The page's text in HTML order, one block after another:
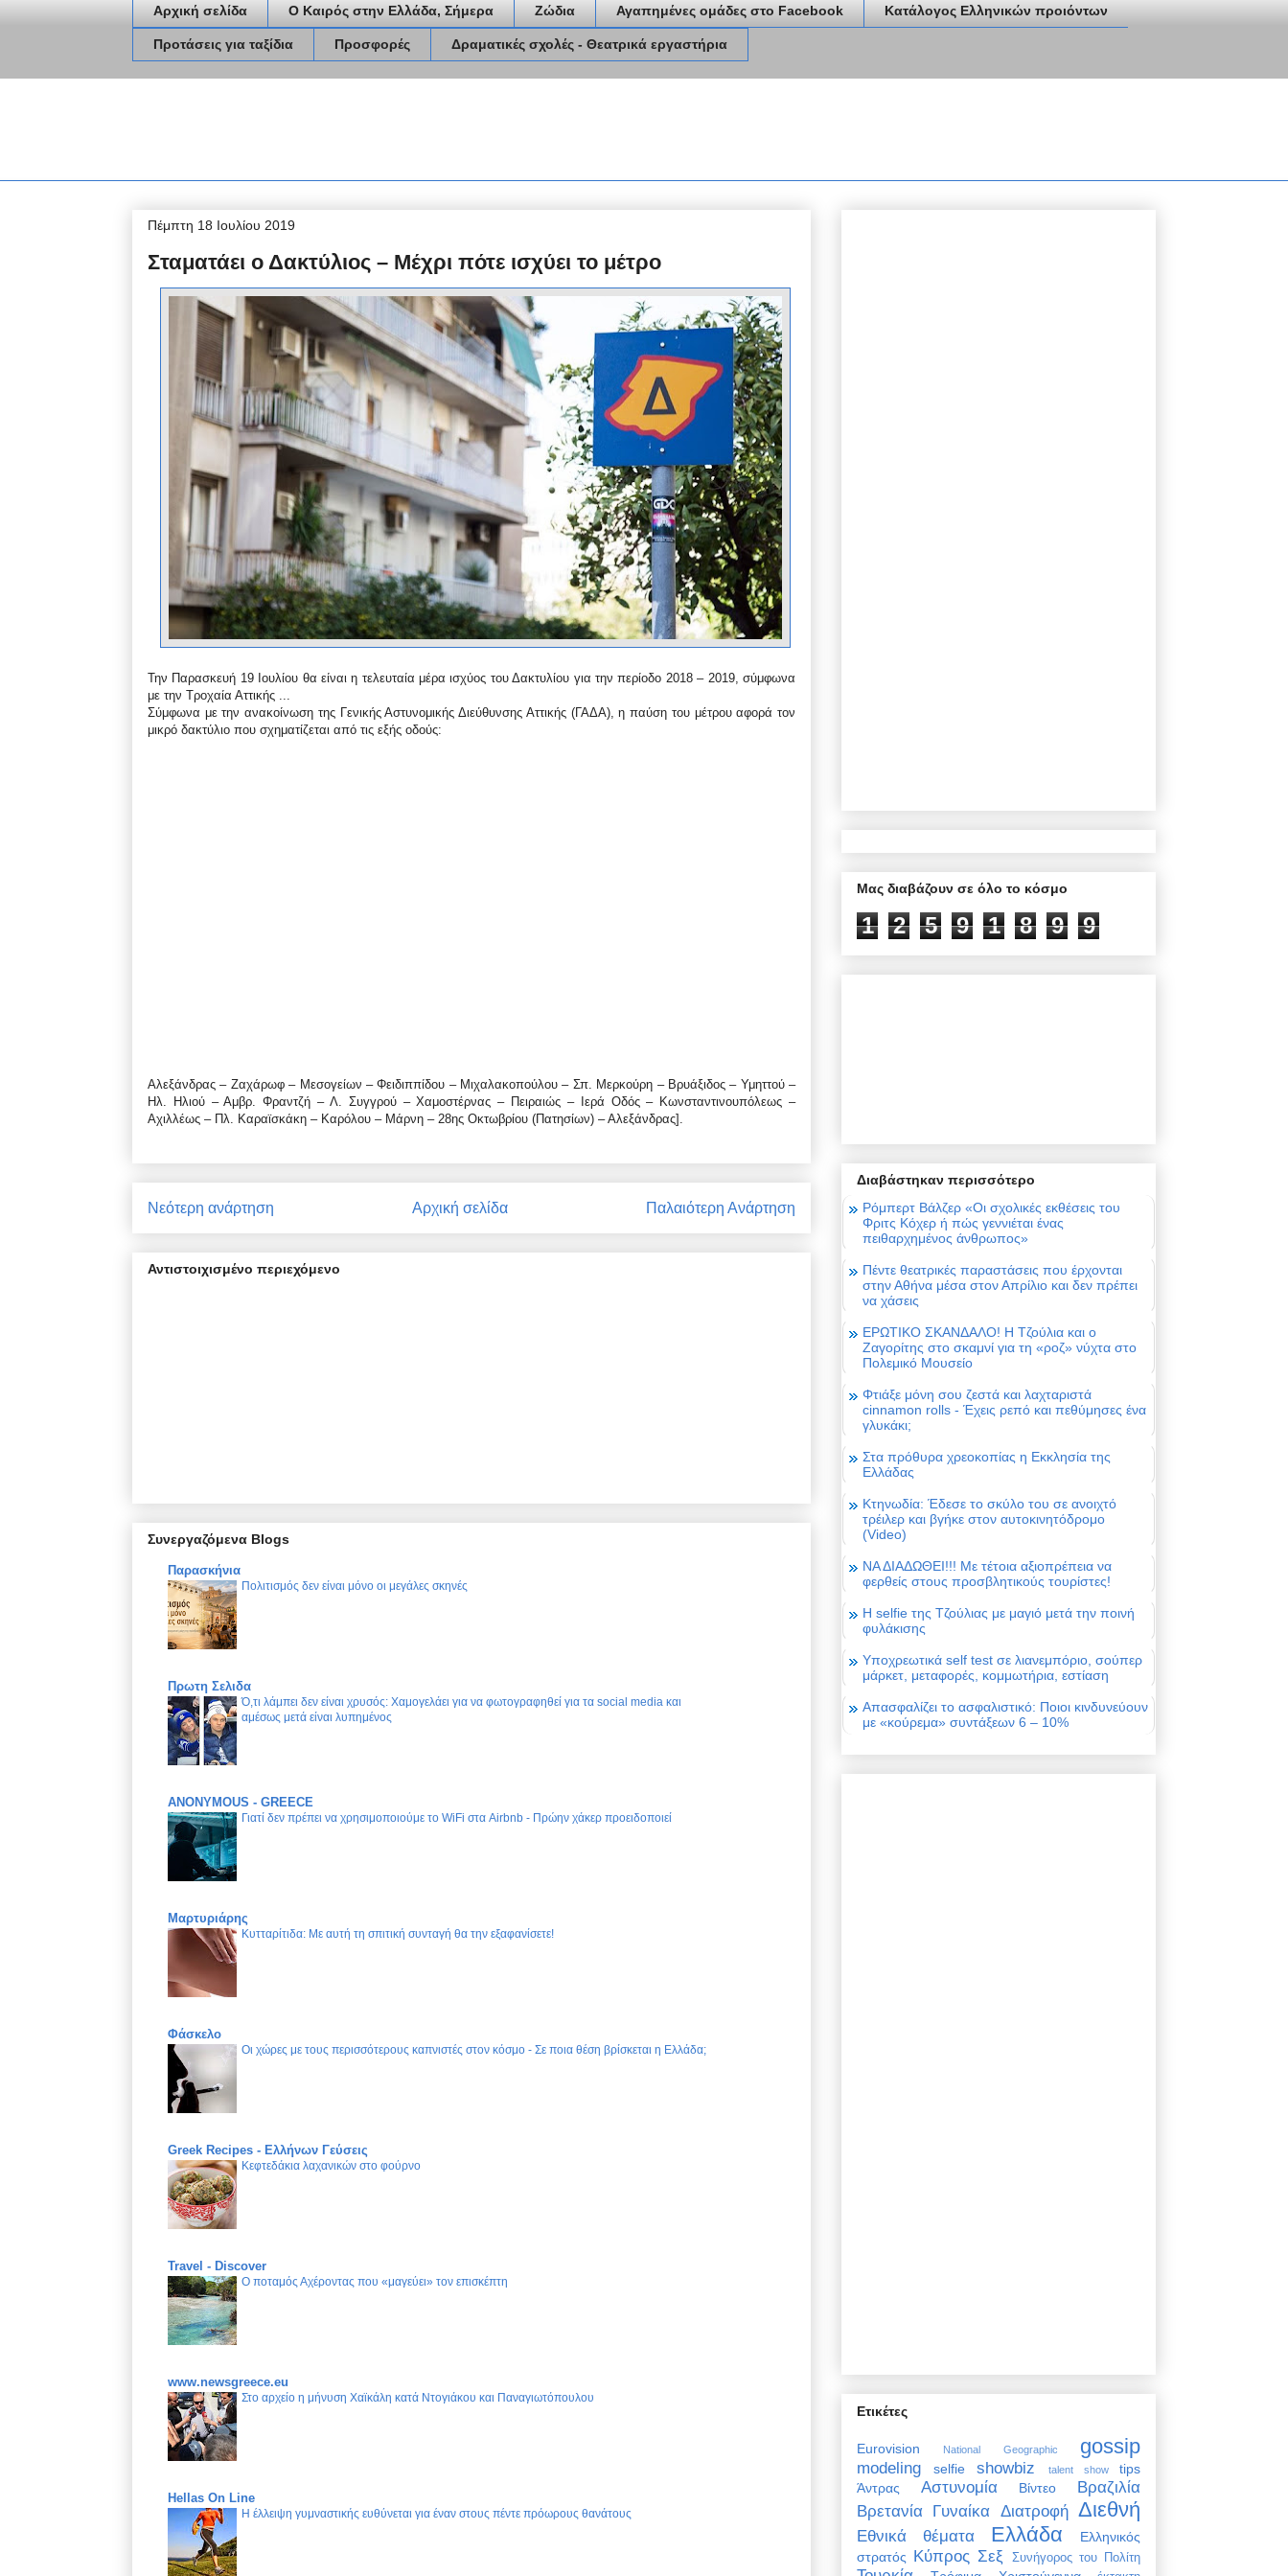
Αρχική σελίδα Ο Καιρός στην Ελλάδα, Σήμερα Ζώδια Αγαπημένες ομάδες στο Facebook Κατάλογος Ελληνικών προιόντων
Προτάσεις για ταξίδια Προσφορές Δραματικές σχολές - Θεατρικά εργαστήρια
Πέμπτη 18 Ιουλίου 2019
Σταματάει ο Δακτύλιος – Μέχρι πότε ισχύει το μέτρο
Την Παρασκευή 19 Ιουλίου θα είναι η τελευταία μέρα ισχύος του Δακτυλίου για την περίοδο 2018 – 2019, σύμφωνα
με την Τροχαία Αττικής ...
Σύμφωνα με την ανακοίνωση της Γενικής Αστυνομικής Διεύθυνσης Αττικής (ΓΑΔΑ), η παύση του μέτρου αφορά τον
μικρό δακτύλιο που σχηματίζεται από τις εξής οδούς:
Αλεξάνδρας – Ζαχάρωφ – Μεσογείων – Φειδιππίδου – Μιχαλακοπούλου – Σπ. Μερκούρη – Βρυάξιδος – Υμηττού –
Ηλ. Ηλιού – Αμβρ. Φραντζή – Λ. Συγγρού – Χαμοστέρνας – Πειραιώς – Ιερά Οδός – Κωνσταντινουπόλεως –
Αχιλλέως – Πλ. Καραϊσκάκη – Καρόλου – Μάρνη – 28ης Οκτωβρίου (Πατησίων) – Αλεξάνδρας].
Νεότερη ανάρτηση Παλαιότερη Ανάρτηση
Αρχική σελίδα
Αντιστοιχισμένο περιεχόμενο
Συνεργαζόμενα Blogs
Παρασκήνια
Πολιτισμός δεν είναι μόνο οι μεγάλες σκηνές
Πρωτη Σελιδα
Ό,τι λάμπει δεν είναι χρυσός: Χαμογελάει για να φωτογραφηθεί για τα social media και
αμέσως μετά είναι λυπημένος
ANONYMOUS - GREECE
Γιατί δεν πρέπει να χρησιμοποιούμε το WiFi στα Airbnb - Πρώην χάκερ προειδοποιεί
Μαρτυριάρης
Κυτταρίτιδα: Με αυτή τη σπιτική συνταγή θα την εξαφανίσετε!
Φάσκελο
Οι χώρες με τους περισσότερους καπνιστές στον κόσμο - Σε ποια θέση βρίσκεται η Ελλάδα;
Greek Recipes - Ελλήνων Γεύσεις
Κεφτεδάκια λαχανικών στο φούρνο
Travel - Discover
Ο ποταμός Αχέροντας που «μαγεύει» τον επισκέπτη
www.newsgreece.eu
Στο αρχείο η μήνυση Χαϊκάλη κατά Ντογιάκου και Παναγιωτόπουλου
Hellas On Line
Η έλλειψη γυμναστικής ευθύνεται για έναν στους πέντε πρόωρους θανάτους
Μας διαβάζουν σε όλο το κόσμο
1 2 5 9 1 8 9 9
Διαβάστηκαν περισσότερο
Ρόμπερτ Βάλζερ «Οι σχολικές εκθέσεις του
Φριτς Κόχερ ή πώς γεννιέται ένας
πειθαρχημένος άνθρωπος»
Πέντε θεατρικές παραστάσεις που έρχονται
στην Αθήνα μέσα στον Απρίλιο και δεν πρέπει
να χάσεις
ΕΡΩΤΙΚΟ ΣΚΑΝΔΑΛΟ! Η Τζούλια και ο
Ζαγορίτης στο σκαμνί για τη «ροζ» νύχτα στο
Πολεμικό Μουσείο
Φτιάξε μόνη σου ζεστά και λαχταριστά
cinnamon rolls - Έχεις ρεπό και πεθύμησες ένα
γλυκάκι;
Στα πρόθυρα χρεοκοπίας η Εκκλησία της
Ελλάδας
Κτηνωδία: Έδεσε το σκύλο του σε ανοιχτό
τρέιλερ και βγήκε στον αυτοκινητόδρομο
(Video)
ΝΑ ΔΙΑΔΩΘΕΙ!!! Με τέτοια αξιοπρέπεια να
φερθείς στους προσβλητικούς τουρίστες!
Η selfie της Τζούλιας με μαγιό μετά την ποινή
φυλάκισης
Υποχρεωτικά self test σε λιανεμπόριο, σούπερ
μάρκετ, μεταφορές, κομμωτήρια, εστίαση
Απασφαλίζει το ασφαλιστικό: Ποιοι κινδυνεύουν
με «κούρεμα» συντάξεων 6 – 10%
Ετικέτες
Eurovision National Geographic gossip
modeling selfie showbiz talent show
tips
Άντρας
Αστυνομία Βίντεο
Βραζιλία
Βρετανία Γυναίκα Διατροφή Διεθνή
Εθνικά θέματα Ελλάδα
Ελληνικός
στρατός Κύπρος Σεξ Συνήγορος του Πολίτη